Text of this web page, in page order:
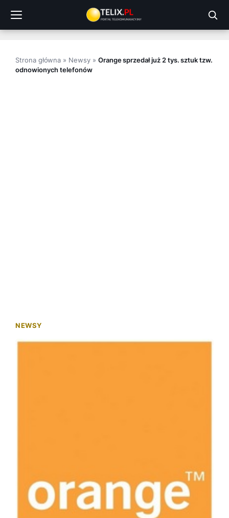
treści
Strona główna » Newsy» Orange sprzedał już 2 tys. sztuk tzw.
odnowionych telefonów
NEWSY